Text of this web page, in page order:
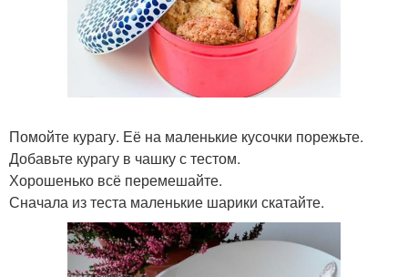
Помойте курагу. Её на маленькие кусочки порежьте.
Добавьте курагу в чашку с тестом.
Хорошенько всё перемешайте.
Сначала из теста маленькие шарики скатайте.